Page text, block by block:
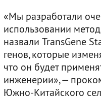
«Мы разработали
использовании
назвали TransGene
генов, которые
что он будет
инженерии», —
Южно-Китайского